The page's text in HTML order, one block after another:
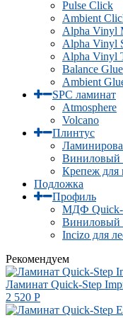
Pulse Click
Ambient
Alpha Vinyl
Alpha Vinyl
Alpha Vinyl
Balance
Ambient
SPC ламинат
Atmosphere
Volcano
Плинтус
Виниловый
Крепеж для
Подложка
Профиль
МДФ Quick-
Виниловый
Incizo для
Рекомендуем
Ламинат Quick-Step
2 520 Р